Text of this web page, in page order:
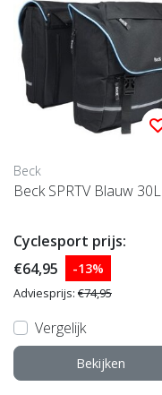
Beck
Beck SPRTV Blauw 30L
Cyclesport prijs:
€64,95
-13%
Adviesprijs: €74,95
Vergelijk
Bekijken